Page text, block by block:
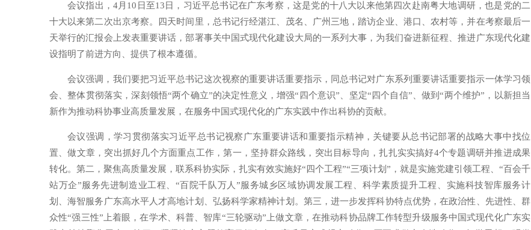
会议指出，4月10日至13日，习近平总书记在广东考察，这是党的十八大以来他第四次赴南粤大地调研，也是党的二
十大以来第二次出京考察。四天时间里，总书记行经湛江、茂名、广州三地，踏访企业、港口、农村等，并在考察最后一
天举行的汇报会上发表重要讲话，部署事关中国式现代化建设大局的一系列大事，为我们奋进新征程、推进广东现代化建
设指明了前进方向、提供了根本遵循。
会议强调，我们要把习近平总书记这次视察的重要讲话重要指示，同总书记对广东系列重要讲话重要指示一体学习领
会、整体贯彻落实，深刻领悟“两个确立”的决定性意义，增强“四个意识”、坚定“四个自信”、做到“两个维护”，以新担当
新作为推动科协事业高质量发展，在服务中国式现代化的广东实践中作出科协的贡献。
会议强调，学习贯彻落实习近平总书记视察广东重要讲话和重要指示精神，关键要从总书记部署的战略大事中找位
置、做文章，突出抓好几个方面重点工作，第一，坚持群众路线，突出目标导向，扎扎实实搞好4个专题调研并推进成果
转化。第二，聚焦高质量发展，联系科协实际，扎实有效实施好“四个工程”“三项计划”，就是实施党建引领工程、“百会千
站万企”服务先进制造业工程、“百院千队万人”服务城乡区域协调发展工程、科学素质提升工程、实施科技智库服务计
划、海智服务广东高水平人才高地计划、弘扬科学家精神计划。第三，进一步发挥科协特点优势，在政治性、先进性、群
众性“强三性”上着眼，在学术、科普、智库“三轮驱动”上做文章，在推动科协品牌工作转型升级服务中国式现代化广东实